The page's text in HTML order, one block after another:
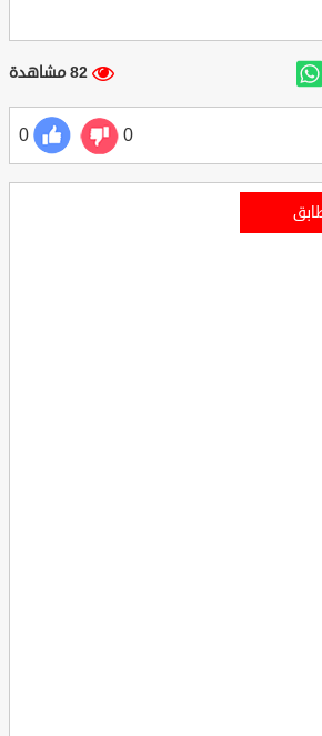
82 مشاهدة
0
0